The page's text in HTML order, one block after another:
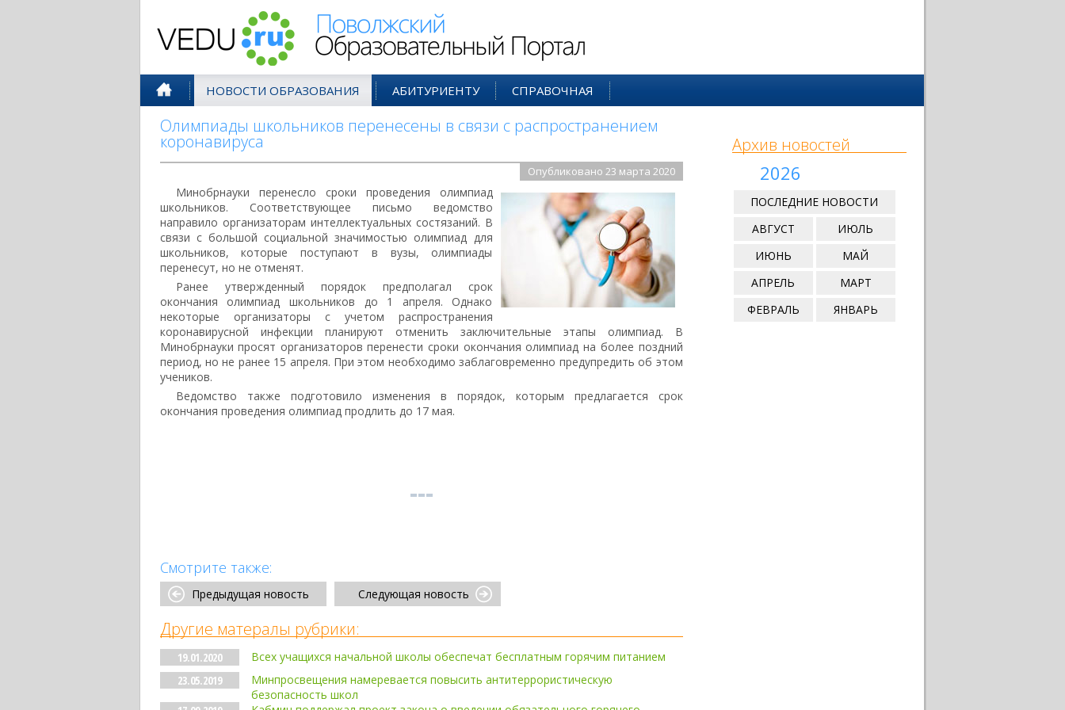
НОВОСТИ ОБРАЗОВАНИЯ АБИТУРИЕНТУ СПРАВОЧНАЯ
Олимпиады школьников перенесены в связи с распространением
коронавируса
Опубликовано 23 марта 2020
Минобрнауки перенесло сроки проведения олимпиад
школьников. Соответствующее письмо ведомство
направило организаторам интеллектуальных состязаний. В
связи с большой социальной значимостью олимпиад для
школьников, которые поступают в вузы, олимпиады
перенесут, но не отменят.
Ранее утвержденный порядок предполагал срок
окончания олимпиад школьников до 1 апреля. Однако
некоторые организаторы с учетом распространения
коронавирусной инфекции планируют отменить заключительные этапы олимпиад. В
Минобрнауки просят организаторов перенести сроки окончания олимпиад на более поздний
период, но не ранее 15 апреля. При этом необходимо заблаговременно предупредить об этом
учеников.
Ведомство также подготовило изменения в порядок, которым предлагается срок
окончания проведения олимпиад продлить до 17 мая.
Смотрите также:
Предыдущая новость Следующая новость
Другие матералы рубрики:
19.01.2020
Всех учащихся начальной школы обеспечат бесплатным горячим питанием
23.05.2019
Минпросвещения намеревается повысить антитеррористическую
безопасность школ
Архив новостей
2026
ПОСЛЕДНИЕ НОВОСТИ
АВГУСТ
ИЮЛЬ
ИЮНЬ
МАЙ
АПРЕЛЬ
МАРТ
ФЕВРАЛЬ
ЯНВАРЬ